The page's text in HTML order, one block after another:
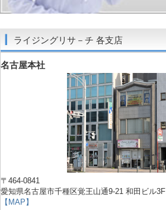
ライジングリサ－チ 各支店
名古屋本社
〒464-0841
愛知県名古屋市千種区覚王山通9-21 和田ビル3F
【MAP】